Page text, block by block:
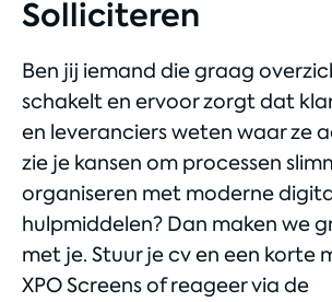
Solliciteren
Ben jij iemand die graag
schakelt en ervoor zorgt dat
en leveranciers weten waar ze
zie je kansen om processen
organiseren met moderne
hulpmiddelen? Dan maken we
met je. Stuur je cv en een korte
XPO Screens of reageer via de